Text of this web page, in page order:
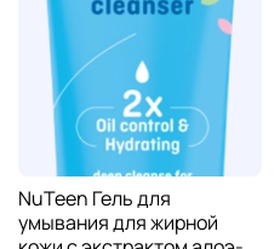
NuTeen Гель для
умывания для жирной